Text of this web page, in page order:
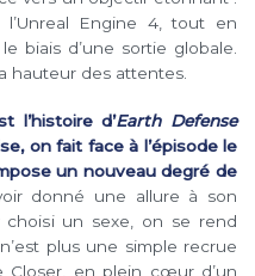
Engine 4, tout en
biais d’une sortie globale.
hauteur des attentes.
l’histoire d’Earth Defense
on fait face à l’épisode le
un nouveau degré de
donné une allure à son
choisi un sexe, on se rend
plus une simple recrue
Closer, en plein cœur d’un